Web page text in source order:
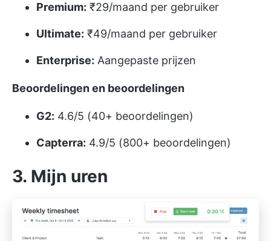
Premium: ₹29/maand per gebruiker
Ultimate: ₹49/maand per gebruiker
Enterprise: Aangepaste prijzen
Beoordelingen en beoordelingen
G2: 4.6/5 (40+ beoordelingen)
Capterra: 4.9/5 (800+ beoordelingen)
3. Mijn uren